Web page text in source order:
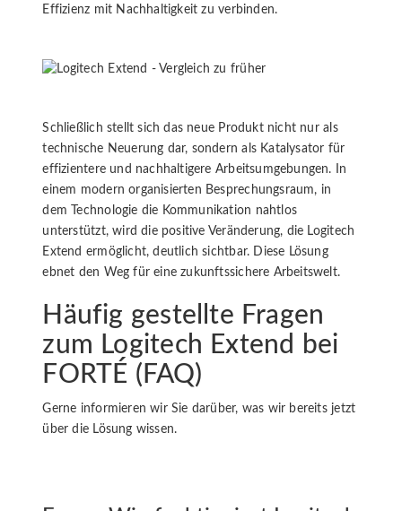
Effizienz mit Nachhaltigkeit zu verbinden.
Schließlich stellt sich das neue Produkt nicht nur als
technische Neuerung dar, sondern als Katalysator für
effizientere und nachhaltigere Arbeitsumgebungen. In
einem modern organisierten Besprechungsraum, in
dem Technologie die Kommunikation nahtlos
unterstützt, wird die positive Veränderung, die Logitech
Extend ermöglicht, deutlich sichtbar. Diese Lösung
ebnet den Weg für eine zukunftssichere Arbeitswelt.
Häufig gestellte Fragen
zum Logitech Extend bei
FORTÉ (FAQ)
Gerne informieren wir Sie darüber, was wir bereits jetzt
über die Lösung wissen.